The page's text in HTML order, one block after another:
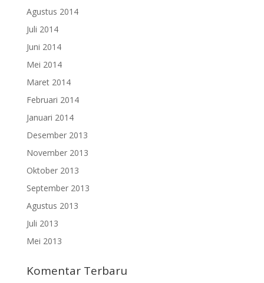
Agustus 2014
Juli 2014
Juni 2014
Mei 2014
Maret 2014
Februari 2014
Januari 2014
Desember 2013
November 2013
Oktober 2013
September 2013
Agustus 2013
Juli 2013
Mei 2013
Komentar Terbaru